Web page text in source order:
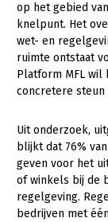
Internationaal
Sectoren
Dier
Akkerbouw
Bollenteelt
Vrouw en
op het gebied
knelpunt. Het
wet- en
ruimte ontstaat
Platform MFL wil
concretere steun
Uit onderzoek,
blijkt dat 76%
geven voor het
of winkels bij de
regelgeving.
bedrijven met